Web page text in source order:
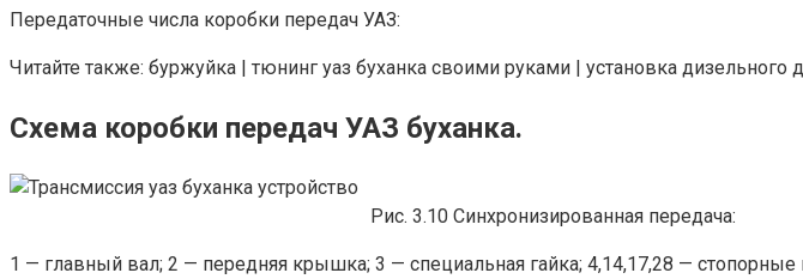
Передаточные числа коробки передач УАЗ:
Читайте также: буржуйка | тюнинг уаз буханка своими руками | установка дизельного
Схема коробки передач УАЗ буханка.
Рис. 3.10 Синхронизированная передача:
1 — главный вал; 2 — передняя крышка; 3 — специальная гайка; 4,14,17,28 —